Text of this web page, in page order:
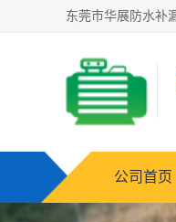
公司首页